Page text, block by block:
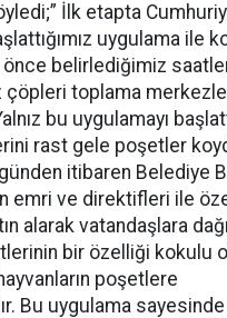
İlk etapta
uygulama ile
önce belirlediğimiz
toplama
bu uygulamayı
rast gele poşetler
itibaren Belediye
emri ve direktifleri ile
alarak vatandaşlara
bir özelliği kokulu
poşetlere
Bu uygulama